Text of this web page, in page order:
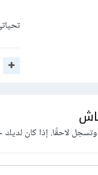
لاحقًا. إذا كان